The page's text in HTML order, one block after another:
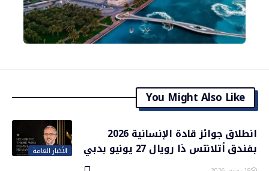
You Might Also Like
الأخبار العامة
انطلاق جوائز قادة الإنسانية 2026
بفندق أتلانتس ذا رويال 27 يونيو بدبي